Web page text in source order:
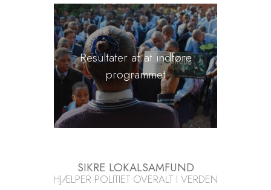
Resultater af at indføre
programmet
SIKRE LOKALSAMFUND
HJÆLPER POLITIET OVERALT I VERDEN